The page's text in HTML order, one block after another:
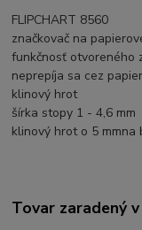
FLIPCHART 8560
značkovač na
funkčnosť otvoreného
neprepíja sa cez papier
klinový hrot
šírka stopy 1 - 4,6 mm
klinový hrot o 5 mmna
Tovar zaradený